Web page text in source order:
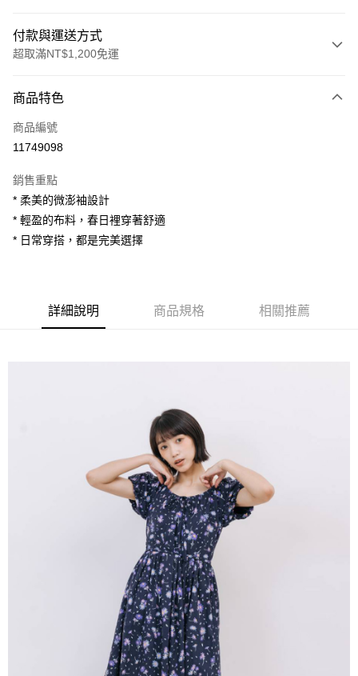
付款與運送方式
超取滿NT$1,200免運
信用卡一次付款
超商取貨付款
Apple Pay
街口支付
相關說明
【「AFTEE先享後付」結帳流程】
１．於結帳方式選擇「AFTEE先享後付」後，將跳轉至「AFTEE先享後付」
結帳頁面，進行簡訊認證並確認金額後，即可完成結帳。
２．訂單成立數日內，您將收到繳費通知簡訊。
３．收到繳費通知簡訊後14天內，點擊此簡訊中的連結，可透過四大超商／
ATM／網路銀行／等多元方式進行付款，方視為交易完成。
※ 請注意：結帳手續完成當下不需立刻繳費，但若您需要取消訂單，請聯絡
購買商品的店家。未經商家同意取消之訂單仍視為有效，需透過AFTEE先享
※ 交易是否成功請以「AFTEE先享後付 」之結帳頁面顯示為準，若有關於
是否繳費成功／繳費後需取消欲退款等相關疑問，請聯繫「AFTEE先享後付
https://netprotections.freshdesk.com/support/home
１．透過由恩沛科技股份有限公司提供之「AFTEE先享後付」服務完成之交
易，需依本服務之必要範圍內提供個人資料，並將交易相關給付款項請求債
權轉讓予恩沛科技股份有限公司。
２．關於個人資料處理事宜，請瀏覽以下網址：
每筆NT$80，滿NT$1,200(含以上)免運費
每筆NT$80，滿NT$1,200(含以上)免運費
每筆NT$80，滿NT$1,200(含以上)免運費
商品特色
商品編號
11749098
銷售重點
* 柔美的微澎袖設計
* 輕盈的布料，春日裡穿著舒適
* 日常穿搭，都是完美選擇
詳細說明 商品規格 相關推薦